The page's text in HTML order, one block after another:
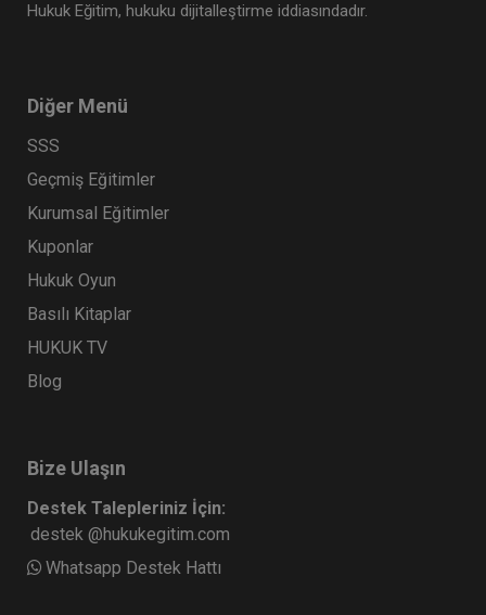
Kongresi - I. Oturum
360 TL
Tüketici Hukuku Enstitüsü
Hukuk Eğitim, hukuku dijitalleştirme iddiasındadır.
Diğer Menü
SSS
Geçmiş Eğitimler
Kurumsal Eğitimler
Kuponlar
Hukuk Oyun
Basılı Kitaplar
HUKUK TV
Blog
Bize Ulaşın
Destek Talepleriniz İçin:
destek @hukukegitim.com
Whatsapp Destek Hattı